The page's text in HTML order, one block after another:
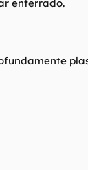
enterrado.